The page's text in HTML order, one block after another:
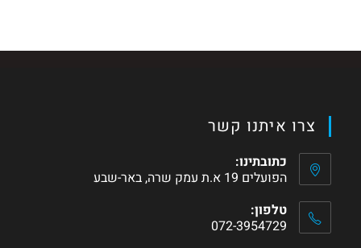
צרו איתנו קשר
כתובתינו:
הפועלים 19 א.ת עמק שרה, באר-שבע
טלפון:
072-3954729